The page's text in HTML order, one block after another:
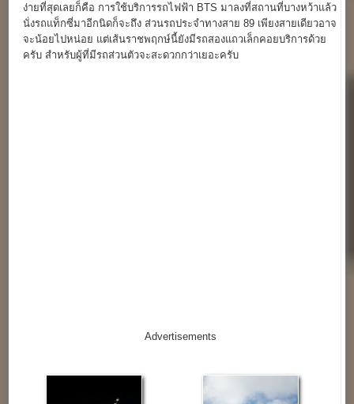
ง่ายที่สุดเลยก็คือ การใช้บริการรถไฟฟ้า BTS มาลงที่สถานที่บางหว้าแล้ว
นั่งรถแท็กซี่มาอีกนิดก็จะถึง ส่วนรถประจำทางสาย 89 เพียงสายเดียวอาจ
จะน้อยไปหน่อย แต่เส้นราชพฤกษ์นี้ยังมีรถสองแถวเล็กคอยบริการด้วย
ครับ สำหรับผู้ที่มีรถส่วนตัวจะสะดวกกว่าเยอะครับ
Advertisements